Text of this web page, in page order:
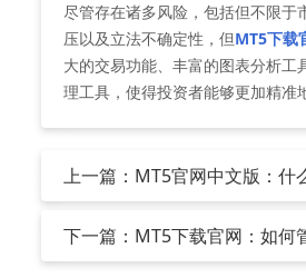
尽管存在诸多风险，包括但不限于
压以及立法不确定性，但MT5下载
大的交易功能、丰富的图表分析工
理工具，使得投资者能够更加精准
上一篇：MT5官网中文版：什
做空股票
下一篇：MT5下载官网：如何
我为什么要做空？